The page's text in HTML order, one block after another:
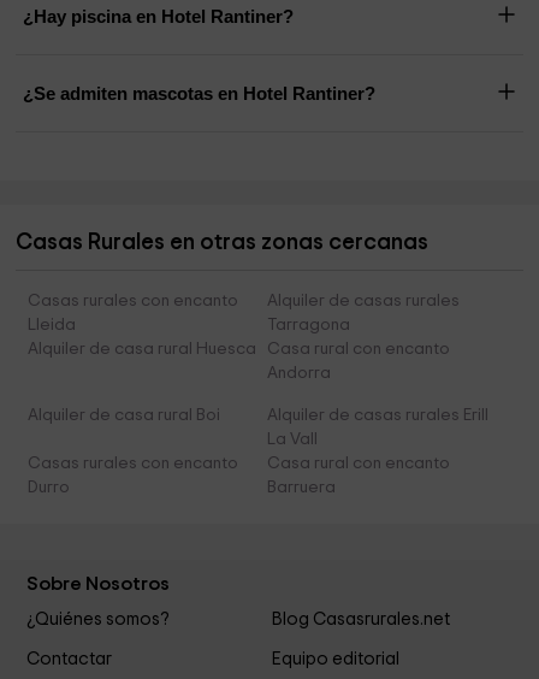
¿Hay piscina en Hotel Rantiner?
¿Se admiten mascotas en Hotel Rantiner?
Casas Rurales en otras zonas cercanas
Casas rurales con encanto
Lleida
Alquiler de casas rurales
Tarragona
Alquiler de casa rural Huesca
Casa rural con encanto
Andorra
Alquiler de casa rural Boi
Alquiler de casas rurales Erill
La Vall
Casas rurales con encanto
Durro
Casa rural con encanto
Barruera
Sobre Nosotros
¿Quiénes somos? Blog Casasrurales.net
Contactar
Equipo editorial